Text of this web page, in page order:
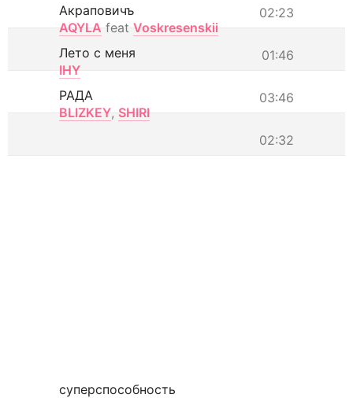
02:23
Акраповичъ
AQYLA feat Voskresenskii
01:46
Лето с меня
IHY
03:46
РАДА
BLIZKEY, SHIRI
02:32
суперспособность